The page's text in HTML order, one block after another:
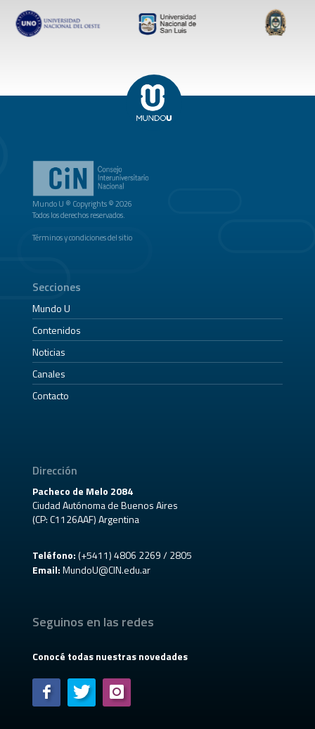
Mundo U ® Copyrights © 2026
Todos los derechos reservados.
Términos y condiciones del sitio
Secciones
Mundo U
Contenidos
Noticias
Canales
Contacto
Dirección
Pacheco de Melo 2084
Ciudad Autónoma de Buenos Aires
(CP: C1126AAF) Argentina
Teléfono:(+5411) 4806 2269 / 2805
Email: MundoU@CIN.edu.ar
Seguinos en las redes
Conocé todas nuestras novedades